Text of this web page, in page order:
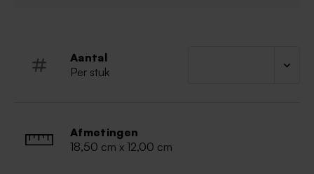
Aantal
Per stuk
Afmetingen
18,50 cm x 12,00 cm